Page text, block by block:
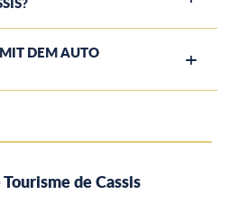
DEM AUTO
de Cassis